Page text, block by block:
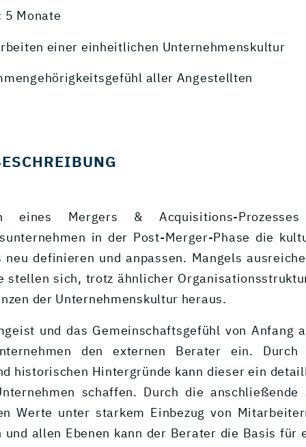
5 Monate
einer einheitlichen Unternehmenskultur
aller Angestellten
eines Mergers & Acquisitions-
in der Post-Merger-Phase die
neu definieren und anpassen. Mangels
stellen sich, trotz ähnlicher
der Unternehmenskultur heraus.
und das Gemeinschaftsgefühl von Anfang
den externen Berater ein. Durch
historischen Hintergründe kann dieser ein
schaffen. Durch die anschließende
Werte unter starkem Einbezug von
und allen Ebenen kann der Berater die Basis für